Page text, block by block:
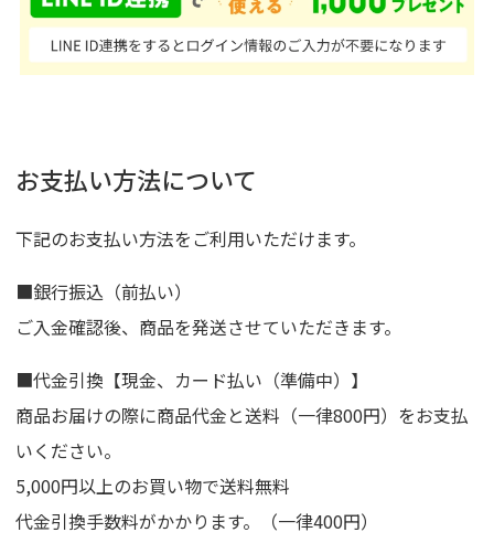
お支払い方法について
下記のお支払い方法をご利用いただけます。
■銀行振込（前払い）
ご入金確認後、商品を発送させていただきます。
■代金引換【現金、カード払い（準備中）】
商品お届けの際に商品代金と送料（一律800円）をお支払
いください。
5,000円以上のお買い物で送料無料
代金引換手数料がかかります。（一律400円）